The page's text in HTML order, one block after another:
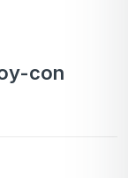
con